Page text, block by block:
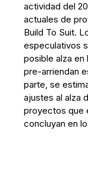
actividad del
actuales de
Build To Suit.
especulativos
posible alza en
pre-arriendan
parte, se
ajustes al alza
proyectos que
concluyan en